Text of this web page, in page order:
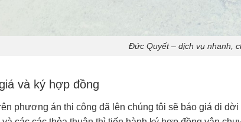
Đức Quyết – dịch vụ nhanh,
và ký hợp đồng
phương án thi công đã lên chúng tôi sẽ báo giá di